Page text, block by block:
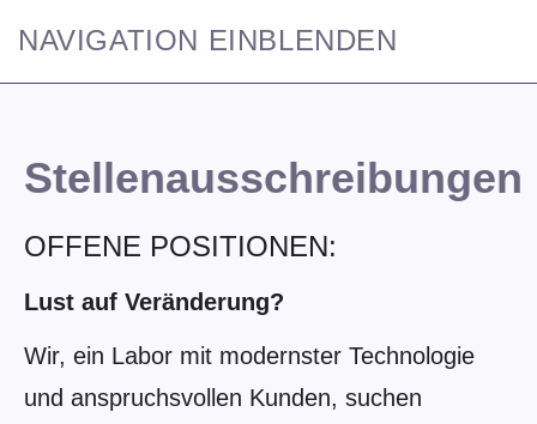
NAVIGATION EINBLENDEN
Stellenausschreibungen
OFFENE POSITIONEN:
Lust auf Veränderung?
Wir, ein Labor mit modernster Technologie
und anspruchsvollen Kunden, suchen